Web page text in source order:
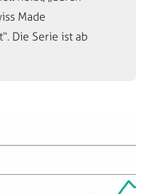
Made
Die Serie ist ab